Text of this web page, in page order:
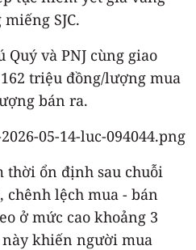
SJC.
Quý và PNJ cùng giao
triệu đồng/lượng mua
bán ra.
thời ổn định sau chuỗi
lệch mua - bán
ở mức cao khoảng 3
khiến người mua